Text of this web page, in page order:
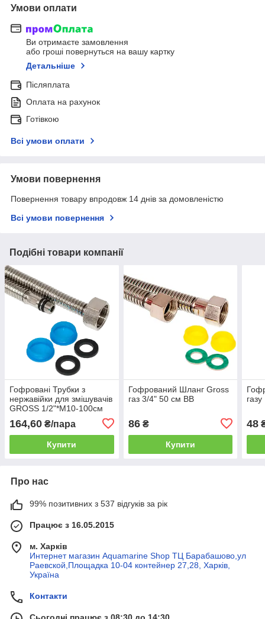
Умови оплати
Ви отримаєте замовлення
або гроші повернуться на вашу картку
Детальніше
Післяплата
Оплата на рахунок
Готівкою
Всі умови оплати
Умови повернення
Повернення товару впродовж 14 днів за домовленістю
Всі умови повернення
Подібні товари компанії
Гофровані Трубки з
нержавійки для змішувачів
GROSS 1/2"*M10-100см
164,60 ₴/пара
Купити
Гофрований Шланг Gross
газ 3/4" 50 см ВВ
86₴
Купити
48
Про нас
99% позитивних з 537 відгуків за рік
Працює з 16.05.2015
м. Харків
Интернет магазин Aquamarine Shop ТЦ Барабашово,ул
Раевской,Площадка 10-04 контейнер 27,28, Харків,
Україна
Контакти